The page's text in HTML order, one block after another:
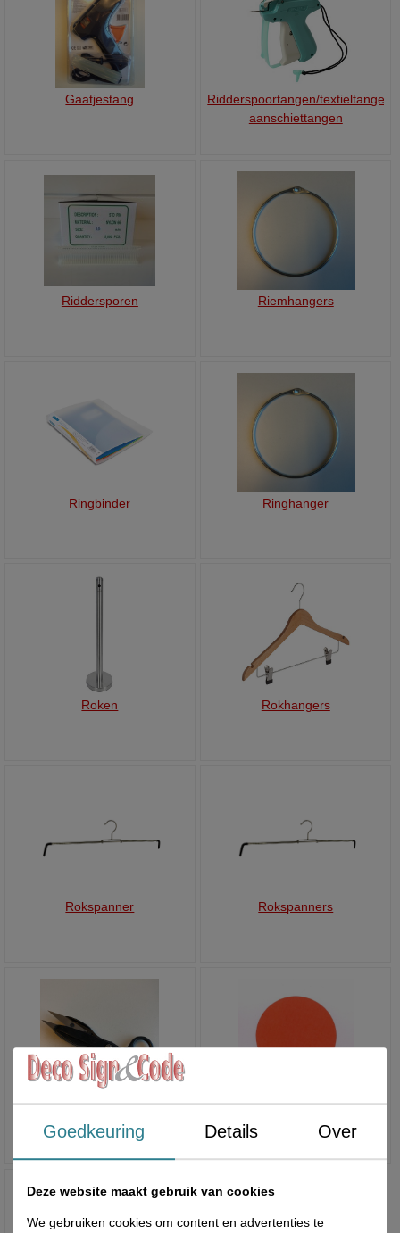
Gaatjestang
Ridderspoortangen/textieltangen/
aanschiettangen
Riddersporen Riemhangers
Ringbinder Ringhanger
Roken Rokhangers
Rokspanner Rokspanners
Rokspuit Ronde etiketten
Goedkeuring Details Over
Deze website maakt gebruik van cookies
We gebruiken cookies om content en advertenties te